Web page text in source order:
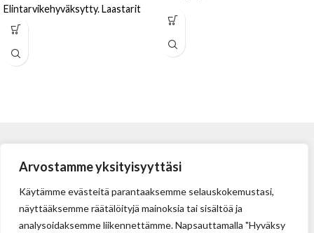
Arvostamme yksityisyyttäsi
Käytämme evästeitä parantaaksemme selauskokemustasi,
näyttääksemme räätälöityjä mainoksia tai sisältöä ja
analysoidaksemme liikennettämme. Napsauttamalla "Hyväksy
Elintarvikehyväksytty. Laastarit
ovat lateksivapaita, ja niissä on